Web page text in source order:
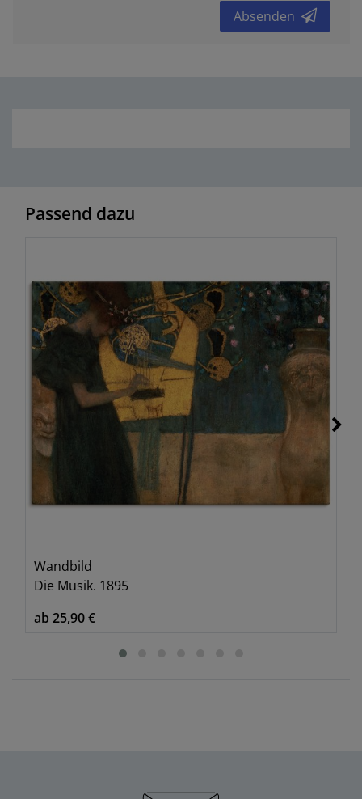
Absenden
Passend dazu
Wandbild
Die Musik. 1895
ab 25,90 €